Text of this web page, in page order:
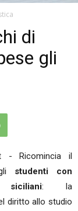
di
gli
- Ricomincia il
studenti con
: la
diritto allo studio